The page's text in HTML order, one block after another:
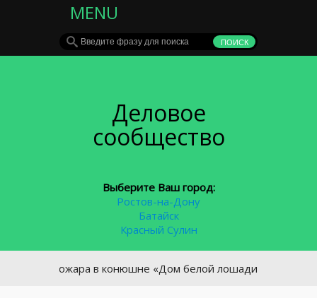
MENU
Деловое
сообщество
Выберите Ваш город:
Ростов-на-Дону
Батайск
Красный Сулин
пожара в конюшне «Дом белой лошади» стал поджог